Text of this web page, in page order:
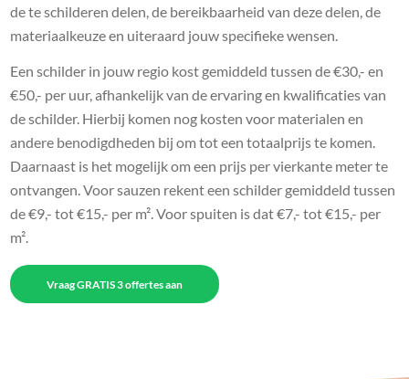
de te schilderen delen, de bereikbaarheid van deze delen, de
materiaalkeuze en uiteraard jouw specifieke wensen.
Een schilder in jouw regio kost gemiddeld tussen de €30,- en
€50,- per uur, afhankelijk van de ervaring en kwalificaties van
de schilder. Hierbij komen nog kosten voor materialen en
andere benodigdheden bij om tot een totaalprijs te komen.
Daarnaast is het mogelijk om een prijs per vierkante meter te
ontvangen. Voor sauzen rekent een schilder gemiddeld tussen
de €9,- tot €15,- per m². Voor spuiten is dat €7,- tot €15,- per
m².
Vraag GRATIS 3 offertes aan